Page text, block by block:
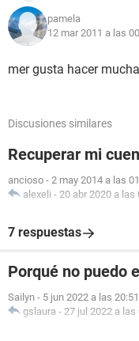
pamela
12 mar 2011 a las
mer gusta hacer
Discusiones similares
Recuperar mi
ancioso - 2 may 2014 a las
alexeli - 20 abr 2020 a las
7 respuestas
Porqué no puedo
Sailyn - 5 jun 2022 a las 20:51
gslaura - 27 jul 2022 a las